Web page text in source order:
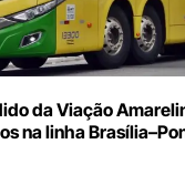
da Viação
na linha